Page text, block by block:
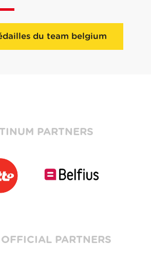
du team belgium
PARTNERS
PARTNERS